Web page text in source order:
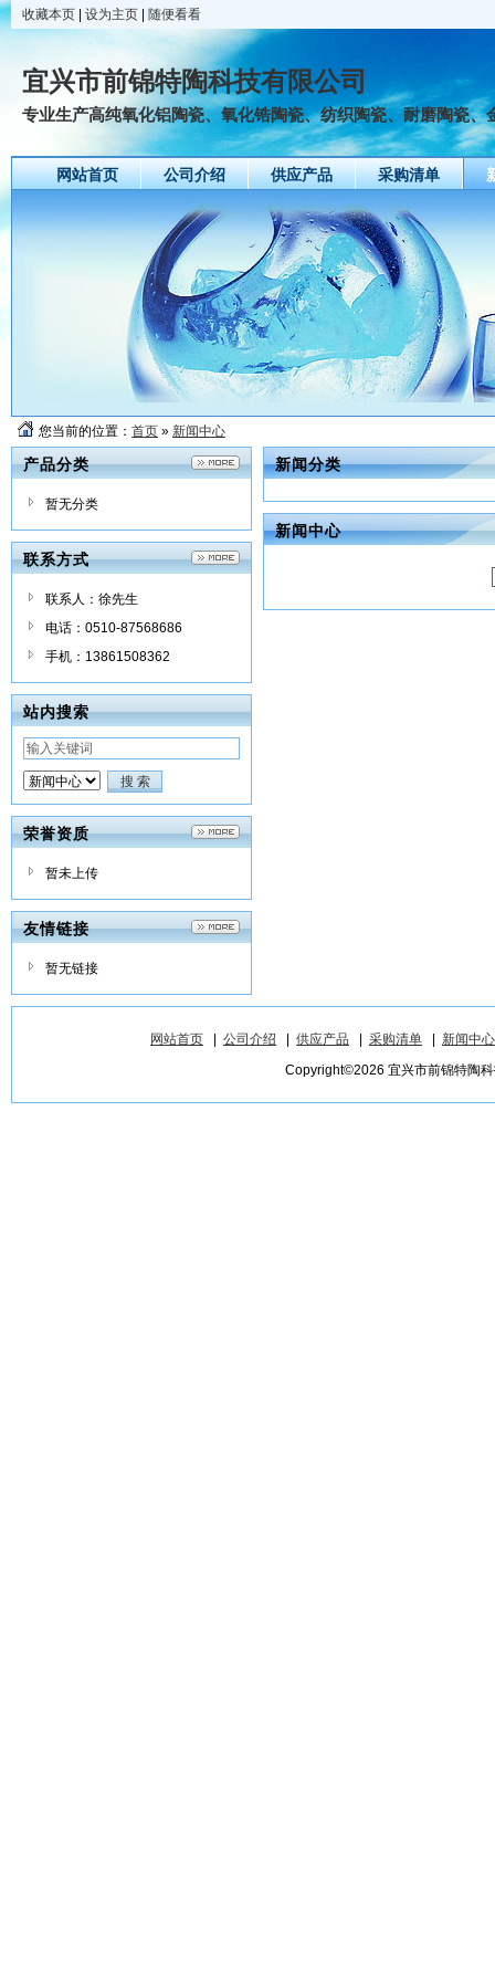
收藏本页 设为主页 随便看看
宜兴市前锦特陶科技有限公司
专业生产高纯氧化铝陶瓷、氧化锆陶瓷、纺织陶瓷、耐磨陶瓷、
网站首页 公司介绍 供应产品 采购清单
您当前的位置： 首页 » 新闻中心
产品分类
暂无分类
联系方式
联系人：徐先生
电话：0510-87568686
手机：13861508362
站内搜索
荣誉资质
暂未上传
友情链接
暂无链接
新闻分类
新闻中心
网站首页 公司介绍 供应产品 采购清单
新闻中心
Copyright©2026 宜兴市前锦特陶